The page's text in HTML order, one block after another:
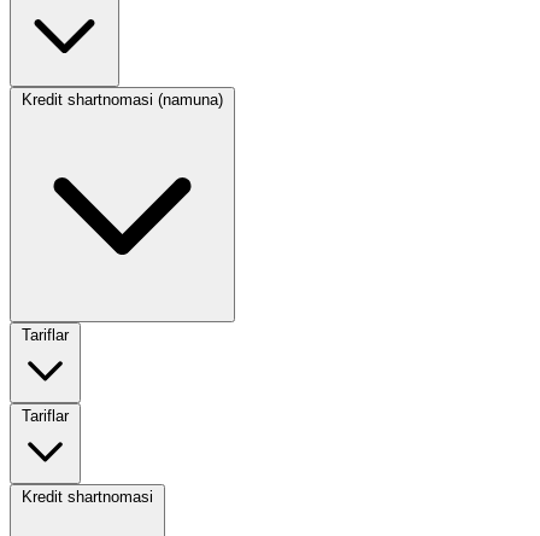
Kredit shartnomasi (namuna)
Tariflar
Tariflar
Kredit shartnomasi